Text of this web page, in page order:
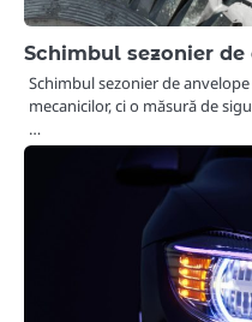
Schimbul sezonier
Schimbul sezonier de
mecanicilor, ci o măsură de
…